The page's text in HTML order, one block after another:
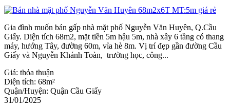
Gia đình muốn bán gấp nhà mặt phố Nguyễn Văn Huyên, Q.Cầu
Giấy. Diện tích 68m2, mặt tiền 5m hậu 5m, nhà xây 6 tầng có thang
máy, hướng Tây, đường 60m, vỉa hè 8m. Vị trí đẹp gần đường Cầu
Giấy và Nguyễn Khánh Toàn, trường học, công...
Giá: thỏa thuận
Diện tích: 68m²
Quận/Huyện: Quận Cầu Giấy
31/01/2025